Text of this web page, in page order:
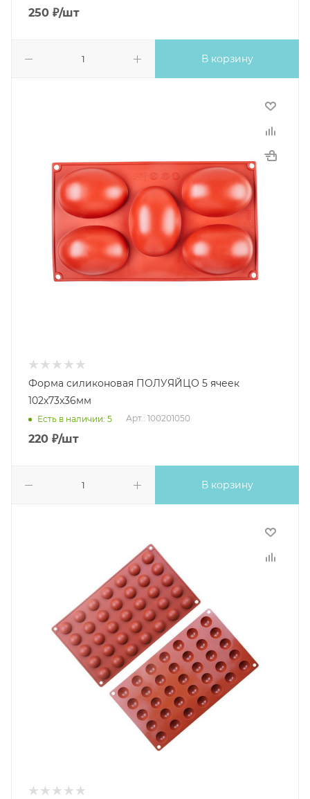
250 ₽/шт
В корзину
Форма силиконовая ПОЛУЯЙЦО 5 ячеек
102х73х36мм
Есть в наличии: 5 Арт.: 100201050
220 ₽/шт
В корзину